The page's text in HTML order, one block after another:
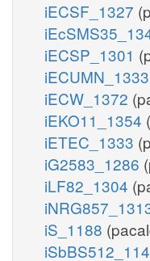
iECSF_1327
iECSP_1301
iECUMN_1333
iECW_1372
iEKO11_1354
iETEC_1333
iG2583_1286
iLF82_1304
iS_1188